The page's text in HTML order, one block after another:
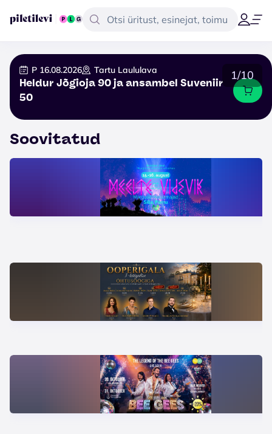
1/10
P 16.08.2026 Tartu Laululava
Heldur Jõgioja 90 ja ansambel Suveniir
50
Soovitatud